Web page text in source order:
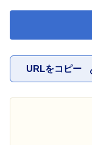
URLをコピー